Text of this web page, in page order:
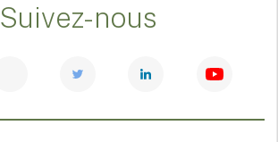
Suivez-nous